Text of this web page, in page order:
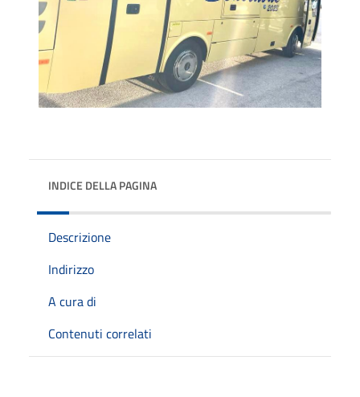
INDICE DELLA PAGINA
Descrizione
Indirizzo
A cura di
Contenuti correlati